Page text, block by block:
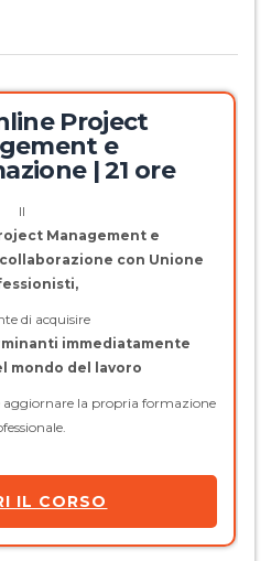
Project
e
| 21 ore
Il
Management e
con Unione
di acquisire
immediatamente
mondo del lavoro
aggiornare la propria formazione
IL CORSO